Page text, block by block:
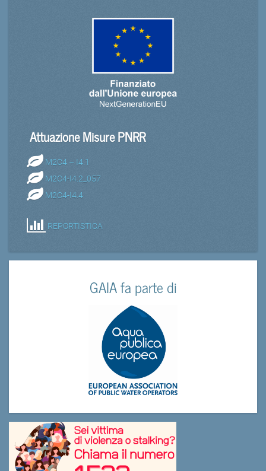
Attuazione Misure PNRR
M2C4 – I4.1
M2C4-I4.2_057
M2C4-I4.4
REPORTISTICA
GAIA fa parte di